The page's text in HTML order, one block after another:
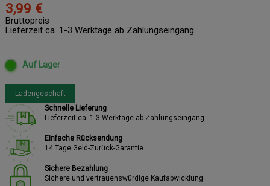
3,99 €
Bruttopreis
Lieferzeit ca. 1-3 Werktage ab Zahlungseingang
Auf Lager
Ladengeschäft
Schnelle Lieferung
Lieferzeit ca. 1-3 Werktage ab Zahlungseingang
Einfache Rücksendung
14 Tage Geld-Zurück-Garantie
Sichere Bezahlung
Sichere und vertrauenswürdige Kaufabwicklung